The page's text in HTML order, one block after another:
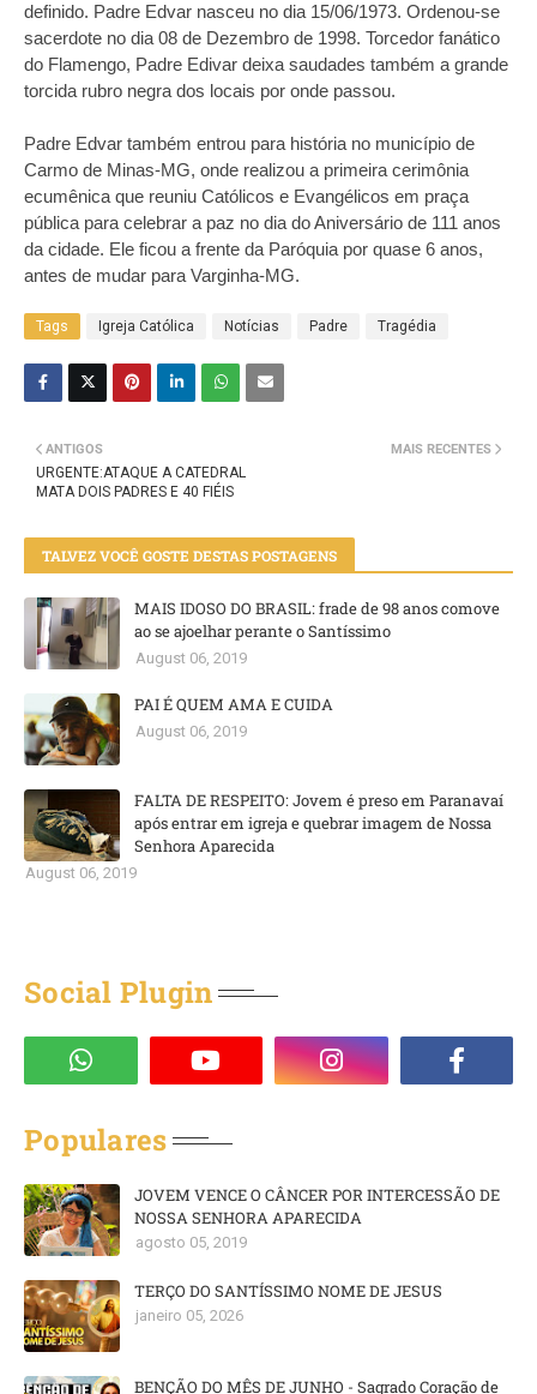
definido. Padre Edvar nasceu no dia 15/06/1973. Ordenou-se
sacerdote no dia 08 de Dezembro de 1998. Torcedor fanático
do Flamengo, Padre Edivar deixa saudades também a grande
torcida rubro negra dos locais por onde passou.
Padre Edvar também entrou para história no município de
Carmo de Minas-MG, onde realizou a primeira cerimônia
ecumênica que reuniu Católicos e Evangélicos em praça
pública para celebrar a paz no dia do Aniversário de 111 anos
da cidade. Ele ficou a frente da Paróquia por quase 6 anos,
antes de mudar para Varginha-MG.
Tags Igreja Católica Notícias Padre Tragédia
MAIS RECENTES
ANTIGOS
URGENTE:ATAQUE A CATEDRAL
MATA DOIS PADRES E 40 FIÉIS
TALVEZ VOCÊ GOSTE DESTAS POSTAGENS
MAIS IDOSO DO BRASIL: frade de 98 anos comove
ao se ajoelhar perante o Santíssimo
August 06, 2019
PAI É QUEM AMA E CUIDA
August 06, 2019
FALTA DE RESPEITO: Jovem é preso em Paranavaí
após entrar em igreja e quebrar imagem de Nossa
Senhora Aparecida
August 06, 2019
Social Plugin
Populares
JOVEM VENCE O CÂNCER POR INTERCESSÃO DE
NOSSA SENHORA APARECIDA
agosto 05, 2019
TERÇO DO SANTÍSSIMO NOME DE JESUS
janeiro 05, 2026
BENÇÃO DO MÊS DE JUNHO - Sagrado Coração de